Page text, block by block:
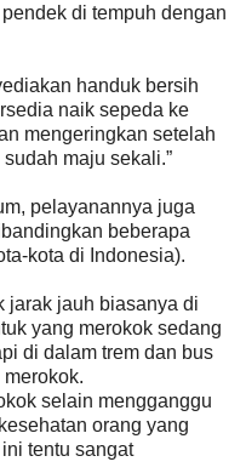
di tempuh dengan
handuk bersih
naik sepeda ke
mengeringkan setelah
maju sekali.”
pelayanannya juga
beberapa
kota di Indonesia).
jarak jauh biasanya di
yang merokok sedang
di dalam trem dan bus
selain mengganggu
orang yang
tentu sangat